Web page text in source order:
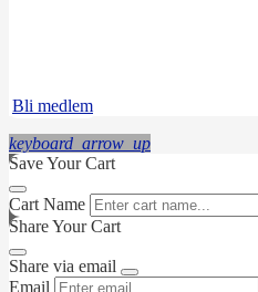
Bli medlem
keyboard_arrow_up
Save Your Cart
Cart Name
Share Your Cart
Share via email
Email